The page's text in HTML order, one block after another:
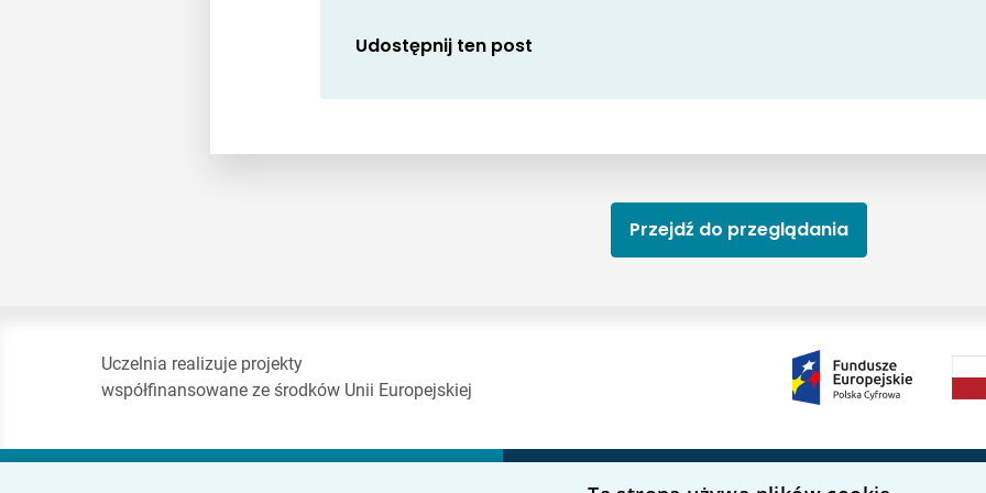
Udostępnij ten post
Przejdź do przeglądania
Uczelnia realizuje projekty
współfinansowane ze środków Unii Europejskiej